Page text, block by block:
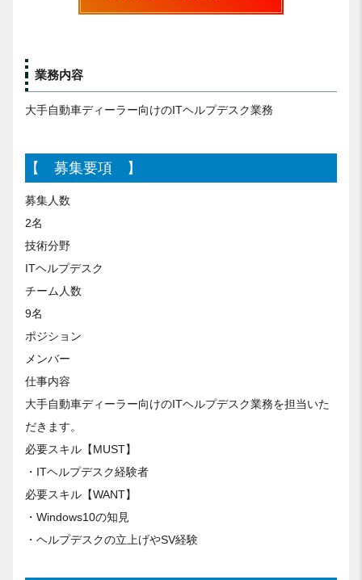
業務内容
大手自動車ディーラー向けのITヘルプデスク業務
【 募集要項 】
募集人数
2名
技術分野
ITヘルプデスク
チーム人数
9名
ポジション
メンバー
仕事内容
大手自動車ディーラー向けのITヘルプデスク業務を担当いた
だきます。
必要スキル【MUST】
・ITヘルプデスク経験者
必要スキル【WANT】
・Windows10の知見
・ヘルプデスクの立上げやSV経験